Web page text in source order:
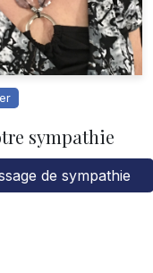
sympathie
de sympathie